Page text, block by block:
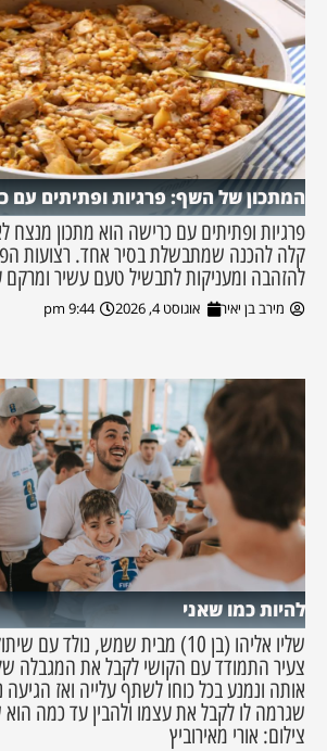
המתכון של השף: פרגיות ופתיתים עם
פרגיות ופתיתים עם כרישה הוא מתכון
קלה להכנה שמתבשלת בסיר אחד. רצועות
להזהבה ומעניקות לתבשיל טעם עשיר ומרקם
מירב בן יאיר אוגוסט 4, 2026 9:44 pm
להיות כמו שאני
שליו אליהו (בן 10) מבית שמש, נולד
צעיר התמודד עם הקושי לקבל את המגבלה
אותה ונמנע בכל כוחו לשתף עלייה ואז הגיעה
שגרמה לו לקבל את עצמו ולהבין עד כמה הוא
צילום: אורי מאירוביץ